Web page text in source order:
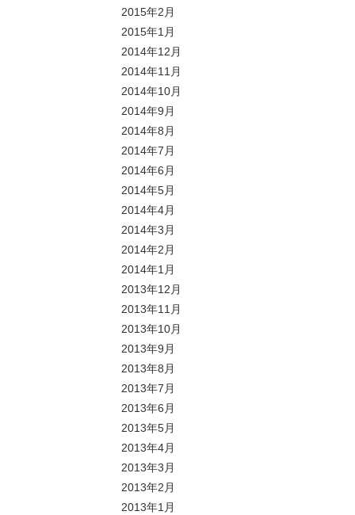
2015年2月
2015年1月
2014年12月
2014年11月
2014年10月
2014年9月
2014年8月
2014年7月
2014年6月
2014年5月
2014年4月
2014年3月
2014年2月
2014年1月
2013年12月
2013年11月
2013年10月
2013年9月
2013年8月
2013年7月
2013年6月
2013年5月
2013年4月
2013年3月
2013年2月
2013年1月